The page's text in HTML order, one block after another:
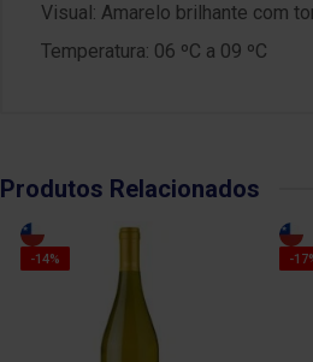
Visual: Amarelo brilhante com
Temperatura: 06 ºC a 09 ºC
Produtos Relacionados
-14% -